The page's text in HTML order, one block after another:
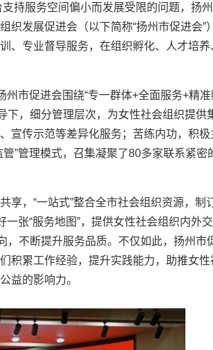
持服务空间偏小而发展受限的问题，扬
织发展促进会（以下简称“扬州市促进会”
、专业督导服务，在组织孵化、人才培养
市促进会围绕“专一群体+全面服务+精准
，细分管理层次，为女性社会组织提供
宣传示范等差异化服务；苦练内功，积极
”管理模式，召集凝聚了80多家联系紧密
享，“一站式”整合全市社会组织资源，制
张“服务地图”，提供女性社会组织内外交
，不断提升服务品质。不仅如此，扬州市
积累工作经验，提升实践能力，助推女性
益的影响力。